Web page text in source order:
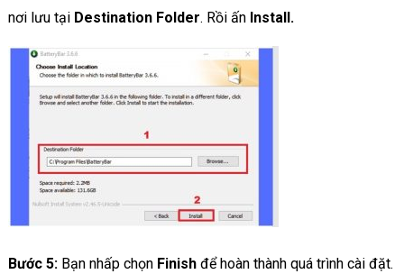
nơi lưu tại Destination Folder. Rồi ấn Install.
Bước 5: Bạn nhấp chọn Finishđể hoàn thành quá trình cài đặt.